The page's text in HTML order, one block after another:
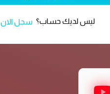
ليس لديك حساب؟ سجل الان